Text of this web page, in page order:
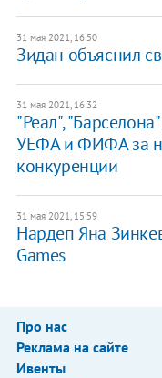
31 мая 2021, 16:50
Зидан объяснил
31 мая 2021, 16:32
"Реал",
УЕФА и ФИФА за
конкуренции
31 мая 2021, 15:59
Нардеп Яна
Games
Про нас
Реклама на сайте
Ивенты